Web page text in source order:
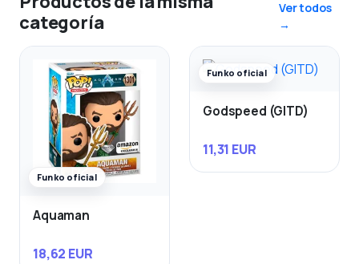
categoría
Ver todos
→
Funko oficial
Aquaman
18,62 EUR
Funko oficial
Godspeed (GITD)
11,31 EUR